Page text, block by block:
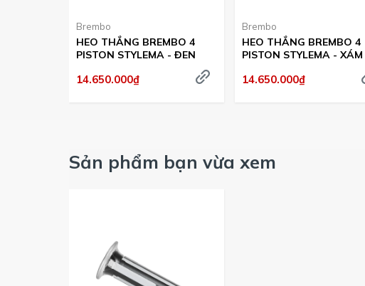
Brembo
HEO THẮNG BREMBO 4
PISTON STYLEMA - ĐEN
14.650.000₫
Brembo
HEO THẮNG BREMBO 4
PISTON STYLEMA - XÁM
14.650.000₫
Sản phẩm bạn vừa xem